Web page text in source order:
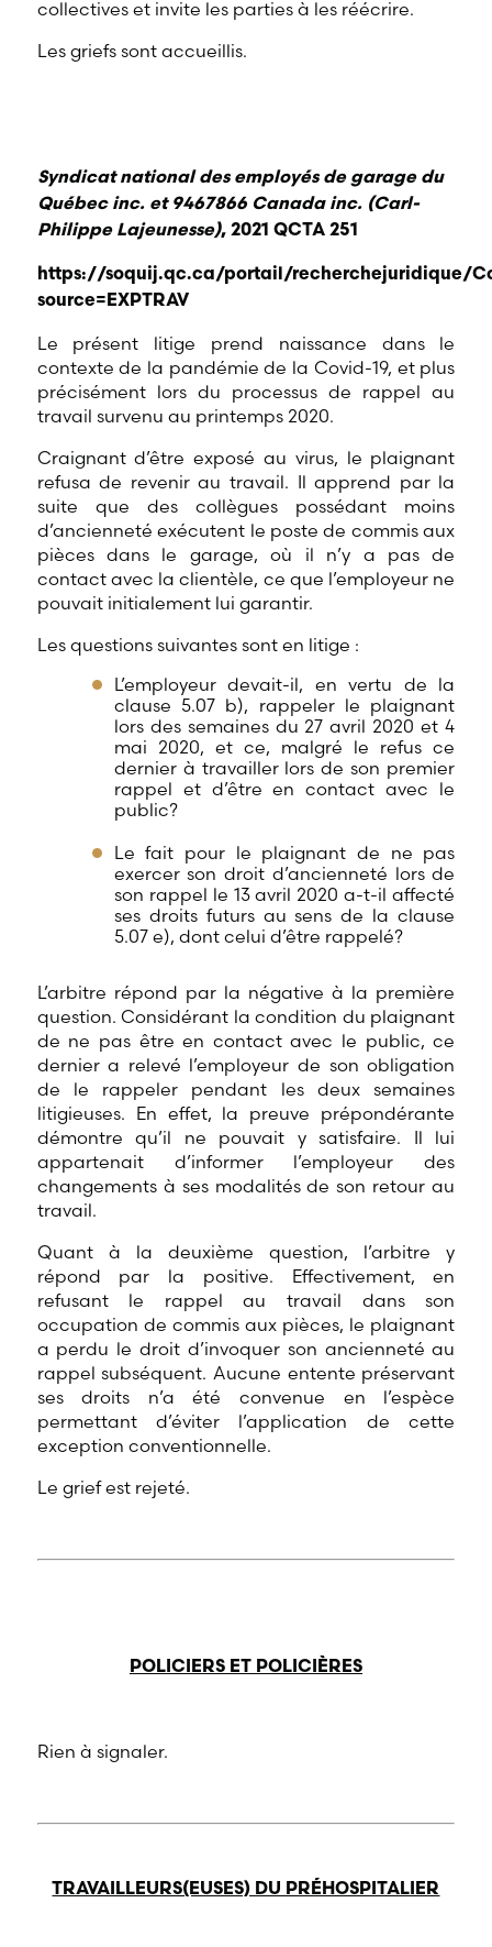
collectives et invite les parties à les réécrire.
Les griefs sont accueillis.
Syndicat national des employés de garage du
Québec inc. et 9467866 Canada inc. (Carl-
Philippe Lajeunesse), 2021 QCTA 251
https://soquij.qc.ca/portail/recherchejuridique/
source=EXPTRAV
Le présent litige prend naissance dans le
contexte de la pandémie de la Covid-19, et plus
précisément lors du processus de rappel au
travail survenu au printemps 2020.
Craignant d’être exposé au virus, le plaignant
refusa de revenir au travail. Il apprend par la
suite que des collègues possédant moins
d’ancienneté exécutent le poste de commis aux
pièces dans le garage, où il n’y a pas de
contact avec la clientèle, ce que l’employeur ne
pouvait initialement lui garantir.
Les questions suivantes sont en litige :
L’employeur devait-il, en vertu de la
clause 5.07 b), rappeler le plaignant
lors des semaines du 27 avril 2020 et 4
mai 2020, et ce, malgré le refus ce
dernier à travailler lors de son premier
rappel et d’être en contact avec le
public?
Le fait pour le plaignant de ne pas
exercer son droit d’ancienneté lors de
son rappel le 13 avril 2020 a-t-il affecté
ses droits futurs au sens de la clause
5.07 e), dont celui d’être rappelé?
L’arbitre répond par la négative à la première
question. Considérant la condition du plaignant
de ne pas être en contact avec le public, ce
dernier a relevé l’employeur de son obligation
de le rappeler pendant les deux semaines
litigieuses. En effet, la preuve prépondérante
démontre qu’il ne pouvait y satisfaire. Il lui
appartenait d’informer l’employeur des
changements à ses modalités de son retour au
travail.
Quant à la deuxième question, l’arbitre y
répond par la positive. Effectivement, en
refusant le rappel au travail dans son
occupation de commis aux pièces, le plaignant
a perdu le droit d’invoquer son ancienneté au
rappel subséquent. Aucune entente préservant
ses droits n’a été convenue en l’espèce
permettant d’éviter l’application de cette
exception conventionnelle.
Le grief est rejeté.
POLICIERS ET POLICIÈRES
Rien à signaler.
TRAVAILLEURS(EUSES) DU PRÉHOSPITALIER